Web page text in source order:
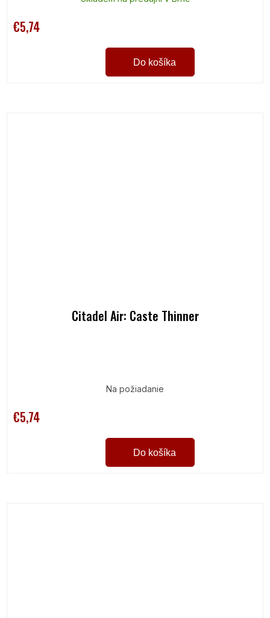
€5,74
Do košíka
Citadel Air: Caste Thinner
Na požiadanie
€5,74
Do košíka